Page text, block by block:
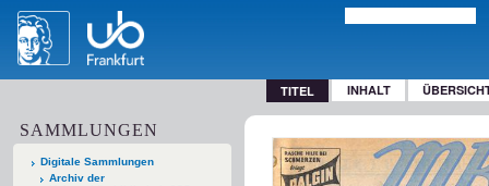
TITEL INHALT
SAMMLUNGEN
Digitale Sammlungen
Archiv der